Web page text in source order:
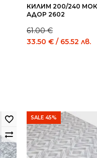
КИЛИМ 200/240
АДОР 2602
61.00€
Original
33.50 € / 65.52 лв.
SALE 45%